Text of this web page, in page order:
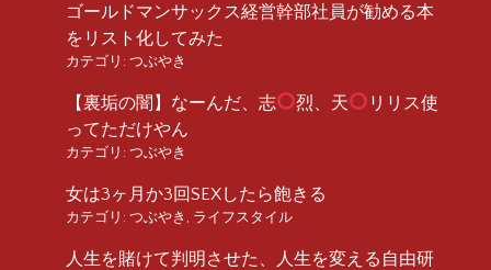
ゴールドマンサックス経営幹部社員が勧める本
をリスト化してみた
カテゴリ: つぶやき
【裏垢の闇】なーんだ、志 烈、天
リリス使
ってただけやん
カテゴリ: つぶやき
女は3ヶ月か3回SEXしたら飽きる
カテゴリ: つぶやき ライフスタイル
人生を賭けて判明させた、人生を変える自由研